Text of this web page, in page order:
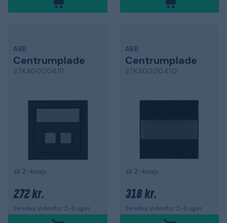
ABB
Centrumplade
2TKA00004111
til 2-knap
272 kr.
Sendes indenfor 2-3 uger
ABB
Centrumplade
2TKA00004112
til 2-knap
318 kr.
Sendes indenfor 2-3 uger